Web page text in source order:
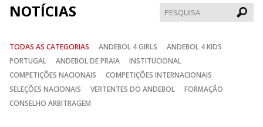
NOTÍCIAS
TODAS AS CATEGORIAS ANDEBOL 4 GIRLS
ANDEBOL 4 KIDS
PORTUGAL
ANDEBOL DE PRAIA
INSTITUCIONAL
COMPETIÇÕES NACIONAIS
COMPETIÇÕES INTERNACIONAIS
SELEÇÕES NACIONAIS
VERTENTES DO ANDEBOL
FORMAÇÃO
CONSELHO ARBITRAGEM